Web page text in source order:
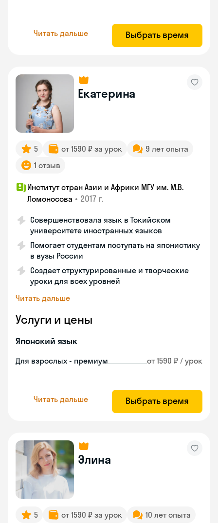
Читать дальше Выбрать время
Екатерина
5 от 1590 ₽ за урок
9 лет опыта
1 отзыв
Институт стран Азии и Африки МГУ им. М.В.
Ломоносова • 2017 г.
Совершенствовала язык в Токийском
университете иностранных языков
Помогает студентам поступать на японистику
в вузы России
Создает структурированные и творческие
уроки для всех уровней
Читать дальше
Услуги и цены
Японский язык
Для взрослых - премиум от 1590 ₽ / урок
Читать дальше Выбрать время
Элина
5 от 1590 ₽ за урок
10 лет опыта